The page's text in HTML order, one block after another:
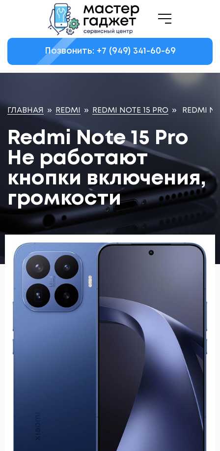
Позвонить: +7 (949) 341-60-69
ГЛАВНАЯ » REDMI » REDMI NOTE 15 PRO » REDMI
Redmi Note 15 Pro
Не работают
кнопки включения,
громкости